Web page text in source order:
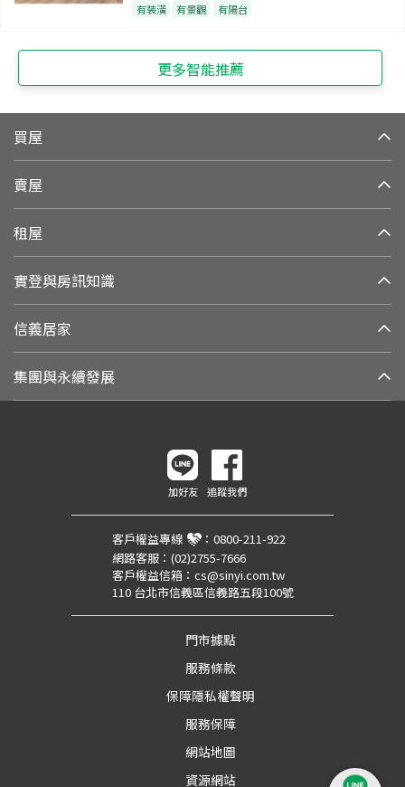
有裝潢 有景觀 有陽台
更多智能推薦
買屋
賣屋
租屋
實登與房訊知識
信義居家
集團與永續發展
加好友 追蹤我們
客戶權益專線 ： 0800-211-922
網路客服： (02)2755-7666
客戶權益信箱： cs@sinyi.com.tw
110 台北市信義區信義路五段100號
門市據點
服務條款
保障隱私權聲明
服務保障
網站地圖
資源網站